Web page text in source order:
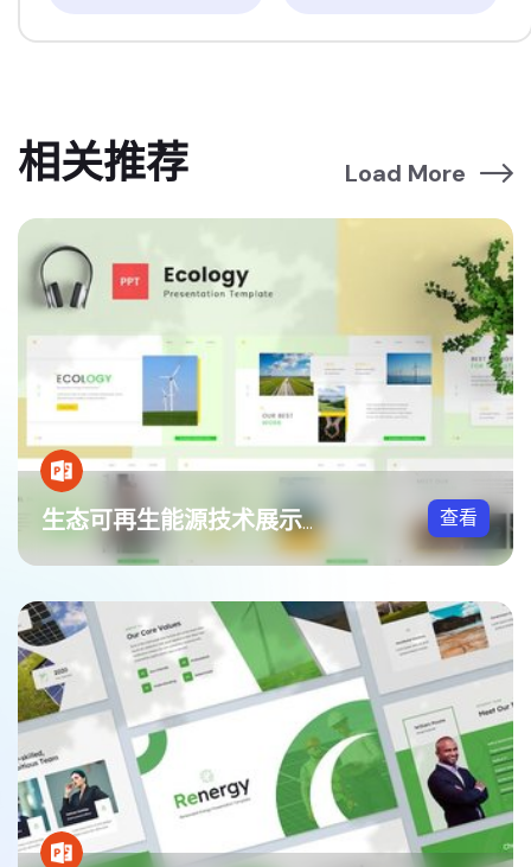
相关推荐 Load More
生态可再生能源技术展示方案PPT模板 查看